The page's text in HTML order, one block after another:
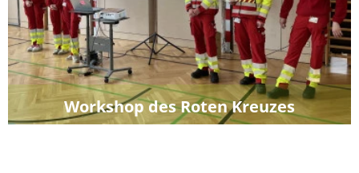
Workshop des Roten Kreuzes